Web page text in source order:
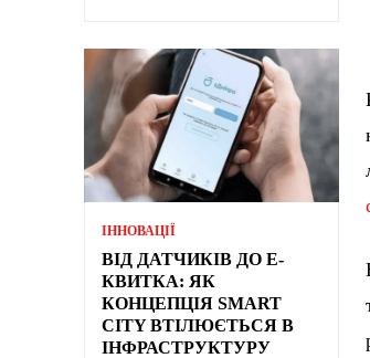
ІННОВАЦІЇ
ВІД ДАТЧИКІВ ДО Е-
КВИТКА: ЯК
КОНЦЕПЦІЯ SMART
CITY ВТІЛЮЄТЬСЯ В
ІНФРАСТРУКТУРУ